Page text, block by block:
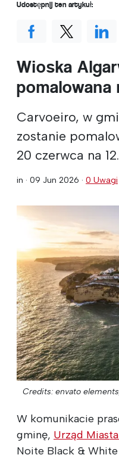
Wioska
pomalowana
Carvoeiro, w
zostanie
20 czerwca na
in · 09 Jun 2026 · 0 Uwagi
Credits: envato
W komunikacie
gminę, Urząd
Noite Black &
Udostępnij ten artykuł: